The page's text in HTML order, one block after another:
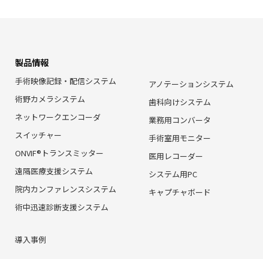
製品情報
手術映像記録・配信システム
術野カメラシステム
ネットワークエンコーダ
スイッチャー
ONVIF®トランスミッター
遠隔医療支援システム
院内カンファレンスシステム
術中迅速診断支援システム
導入事例
アノテーションシステム
歯科向けシステム
業務用コンバータ
手術室用モニター
医用レコーダー
システム用PC
キャプチャボード